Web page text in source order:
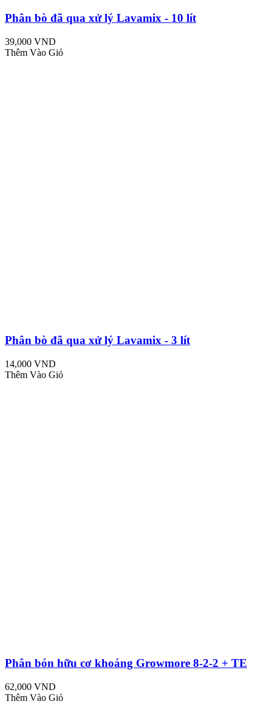
Phân bò đã qua xử lý Lavamix - 10 lít
39,000 VND
Thêm Vào Giỏ
Phân bò đã qua xử lý Lavamix - 3 lít
14,000 VND
Thêm Vào Giỏ
Phân bón hữu cơ khoáng Growmore 8-2-2 + TE
62,000 VND
Thêm Vào Giỏ